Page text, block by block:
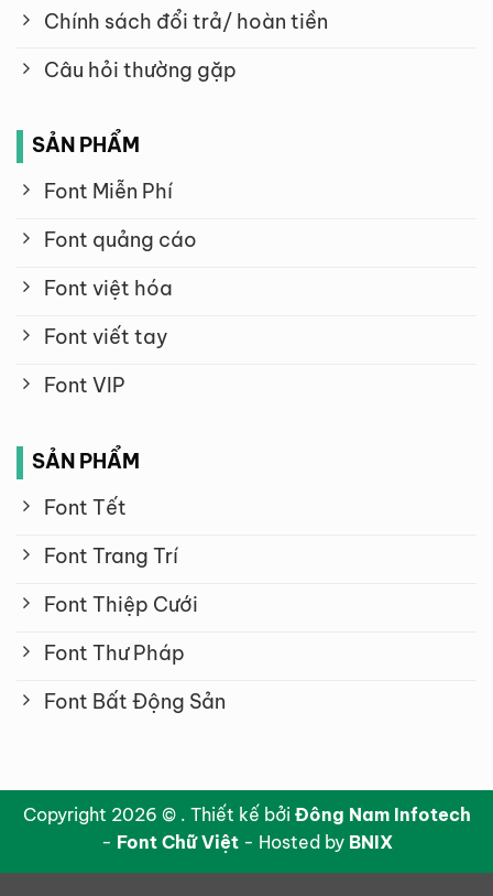
Chính sách đổi trả/ hoàn tiền
Câu hỏi thường gặp
SẢN PHẨM
Font Miễn Phí
Font quảng cáo
Font việt hóa
Font viết tay
Font VIP
SẢN PHẨM
Font Tết
Font Trang Trí
Font Thiệp Cưới
Font Thư Pháp
Font Bất Động Sản
Copyright 2026 © . Thiết kế bởi Đông Nam Infotech
- Font Chữ Việt- Hosted by BNIX